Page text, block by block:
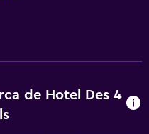
de Hotel Des 4